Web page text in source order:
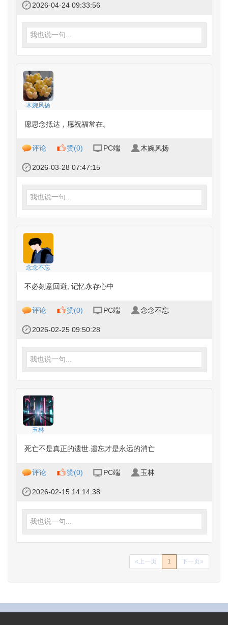
2026-04-24 09:33:56
我也说一句...
木婉风扬
愿思念抵达，愿祝福常在。
评论 赞(0) PC端 木婉风扬
2026-03-28 07:47:15
我也说一句...
念念不忘
不必刻意回避, 记忆永存心中
评论 赞(0) PC端 念念不忘
2026-02-25 09:50:28
我也说一句...
玉林
死亡不是真正的遗世.遗忘才是永远的消亡
评论 赞(0) PC端 玉林
2026-02-15 14:14:38
我也说一句...
«上一页 1 下一页»